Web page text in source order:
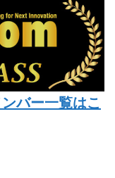
バー一覧はこ